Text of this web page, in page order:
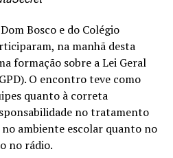
Bosco e do Colégio
na manhã desta
formação sobre a Lei Geral
O encontro teve como
quanto à correta
no tratamento
ambiente escolar quanto no
no rádio.